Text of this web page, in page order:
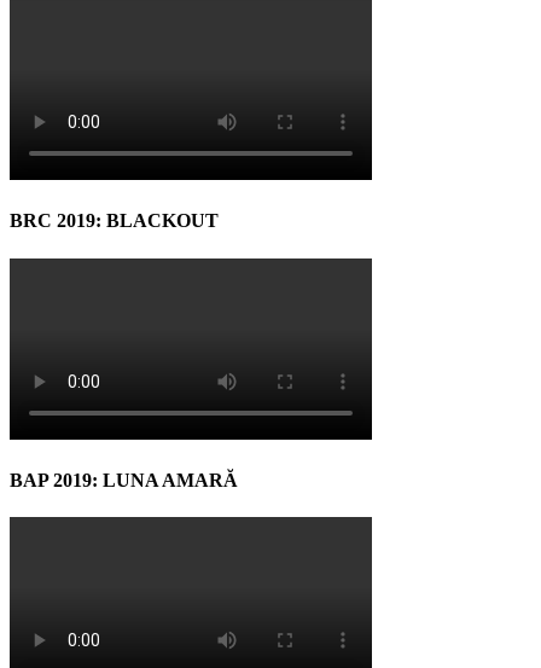
BRC 2019: BLACKOUT
BAP 2019: LUNA AMARĂ